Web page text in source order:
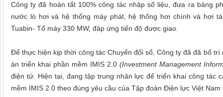
Công ty đã hoàn tất 100% công tác nhập số liệu, đưa ra bảng
nước lò hơi và hệ thống máy phát, hệ thống hơi chính và hơi
Tuabin- Tổ máy 330 MW, đáp ứng tiến độ được giao.
Để thực hiện kịp thời công tác Chuyển đổi sổ, Công ty đã đã bố
án triển khai phần mềm IMIS 2.0 (Investment Management
điện tử. Hiện tại, đang tập trung nhân lực để triển khai công tác
mềm IMIS 2.0 theo đúng yêu cầu của Tập đoàn Điện lực Việt